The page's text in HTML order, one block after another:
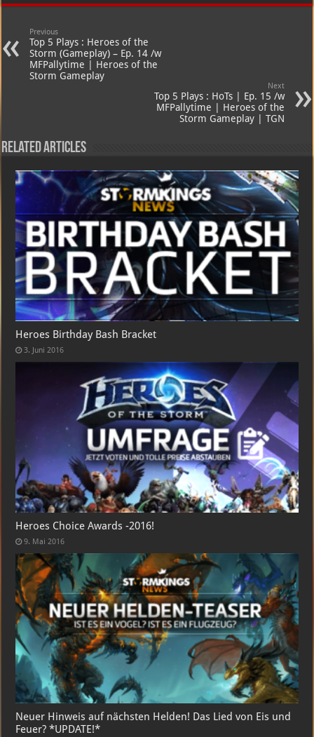
Previous
Top 5 Plays : Heroes of the
Storm (Gameplay) – Ep. 14 /w
MFPallytime | Heroes of the
Storm Gameplay
Next
Top 5 Plays : HoTs | Ep. 15 /w
MFPallytime | Heroes of the
Storm Gameplay | TGN
Related Articles
Heroes Birthday Bash Bracket
3. Juni 2016
Heroes Choice Awards -2016!
9. Mai 2016
Neuer Hinweis auf nächsten Helden! Das Lied von Eis und
Feuer? *UPDATE!*